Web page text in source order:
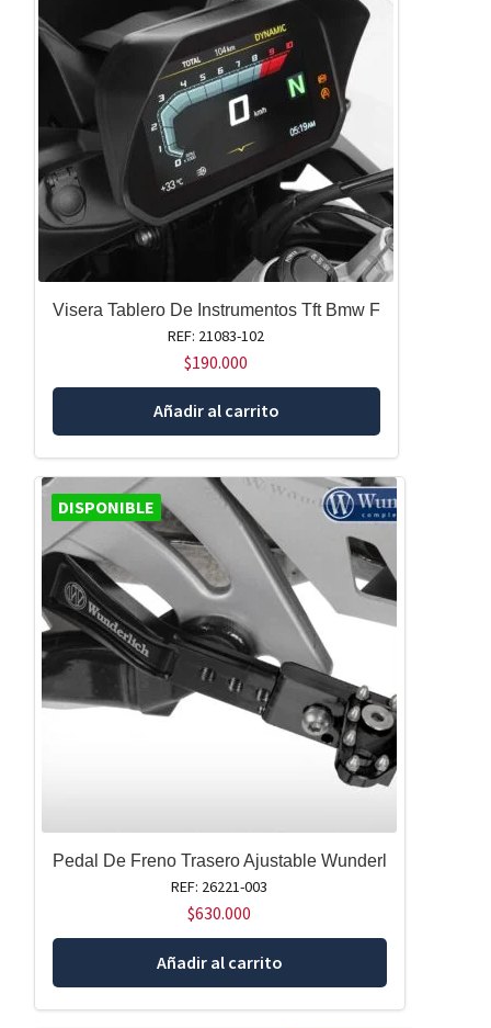
Visera Tablero De Instrumentos Tft Bmw F
REF: 21083-102
$190.000
Añadir al carrito
DISPONIBLE
Pedal De Freno Trasero Ajustable Wunderl
REF: 26221-003
$630.000
Añadir al carrito